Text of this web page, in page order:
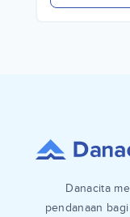
Danacita
pendanaan